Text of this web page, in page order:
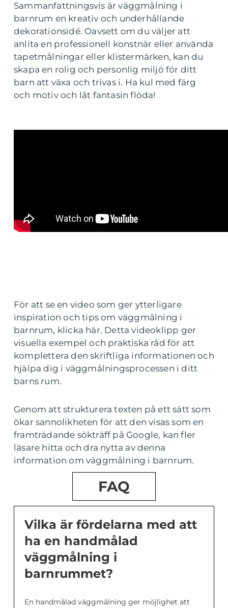
Sammanfattningsvis är väggmålning i
barnrum en kreativ och underhållande
dekorationsidé. Oavsett om du väljer att
anlita en professionell konstnär eller använda
tapetmålningar eller klistermärken, kan du
skapa en rolig och personlig miljö för ditt
barn att växa och trivas i. Ha kul med färg
och motiv och låt fantasin flöda!
För att se en video som ger ytterligare
inspiration och tips om väggmålning i
barnrum, klicka här. Detta videoklipp ger
visuella exempel och praktiska råd för att
komplettera den skriftliga informationen och
hjälpa dig i väggmålningsprocessen i ditt
barns rum.
Genom att strukturera texten på ett sätt som
ökar sannolikheten för att den visas som en
framträdande sökträff på Google, kan fler
läsare hitta och dra nytta av denna
information om väggmålning i barnrum.
FAQ
Vilka är fördelarna med att
ha en handmålad
väggmålning i
barnrummet?
En handmålad väggmålning ger möjlighet att